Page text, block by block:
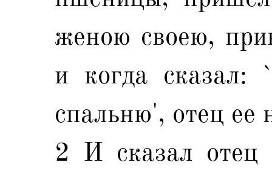
женою своею,
и когда
спальню', отец ее
2 И сказал отец